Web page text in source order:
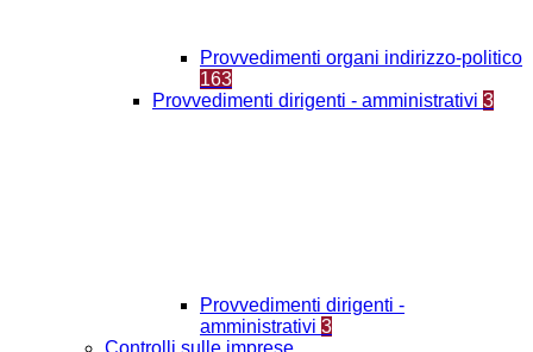
Provvedimenti organi indirizzo-politico
163
Provvedimenti dirigenti - amministrativi 3
Provvedimenti dirigenti -
amministrativi 3